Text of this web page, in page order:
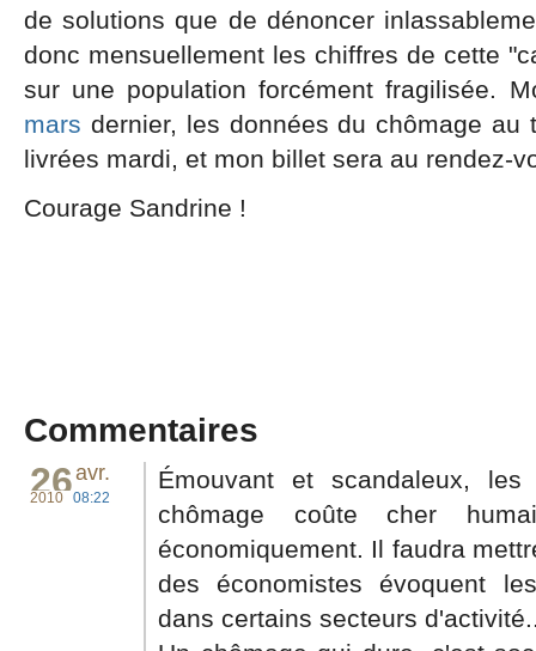
de solutions que de dénoncer
donc mensuellement les chiffres de cette
sur une population forcément fragilisée.
mars dernier, les données du chômage
livrées mardi, et mon billet sera au rendez-
Courage Sandrine !
Commentaires
26avr.
2010 08:22
Émouvant et scandaleux,
chômage coûte cher
économiquement. Il faudra
des économistes évoquent
dans certains secteurs